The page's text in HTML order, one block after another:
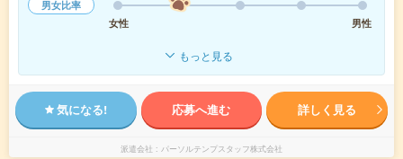
男女比率
女性
男性
もっと見る
気になる! 応募へ進む 詳しく見る
派遣会社 パーソルテンプスタッフ株式会社